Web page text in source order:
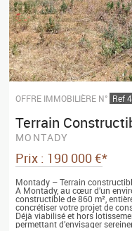
OFFRE IMMOBILIÈRE N° Ref
Terrain
MONTADY
Prix : 190 000 €*
Montady – Terrain
A Montady, au cœur d’un
constructible de 860 m²,
concrétiser votre projet de
Déjà viabilisé et hors
permettant d’envisager